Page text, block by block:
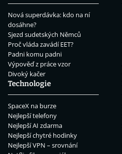
Nová superdávka: kdo na ní
dosáhne?
Sjezd sudetských Němců
Proč vláda zavádí EET?
Padni komu padni
Výpověď z práce vzor
Divoký kačer
Technologie
SpaceX na burze
Nejlepší telefony
Nejlepší AI zdarma
Nejlepší chytré hodinky
Nejlepší VPN – srovnání